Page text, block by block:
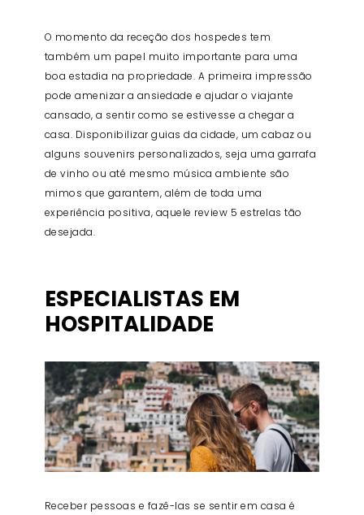
O momento da receção dos hospedes tem
também um papel muito importante para uma
boa estadia na propriedade. A primeira impressão
pode amenizar a ansiedade e ajudar o viajante
cansado, a sentir como se estivesse a chegar a
casa. Disponibilizar guias da cidade, um cabaz ou
alguns souvenirs personalizados, seja uma garrafa
de vinho ou até mesmo música ambiente são
mimos que garantem, além de toda uma
experiência positiva, aquele review 5 estrelas tão
desejada.
ESPECIALISTAS EM
HOSPITALIDADE
Receber pessoas e fazê-las se sentir em casa é